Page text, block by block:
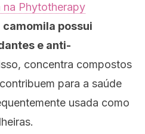
na Phytotherapy
camomila possui
e anti-
concentra compostos
para a saúde
usada como